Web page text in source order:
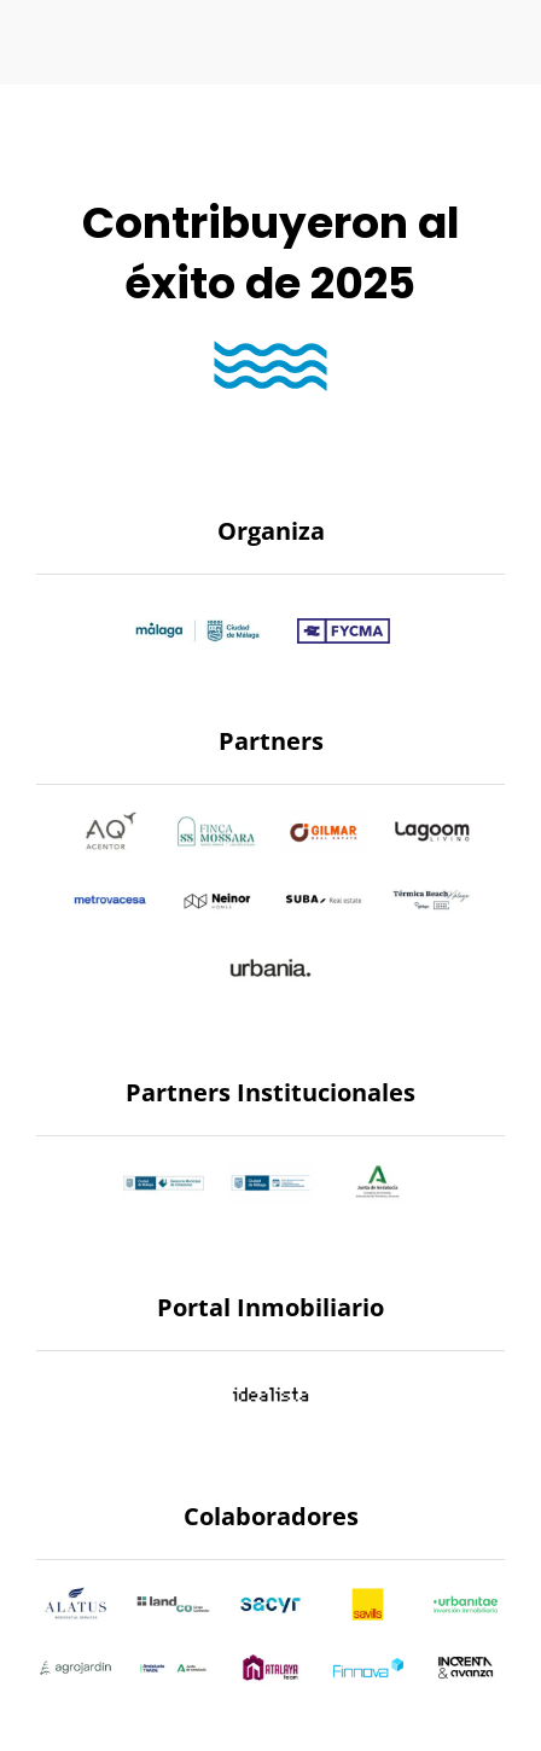
Contribuyeron al
éxito de 2025
Organiza
Partners
Partners Institucionales
Portal Inmobiliario
Colaboradores